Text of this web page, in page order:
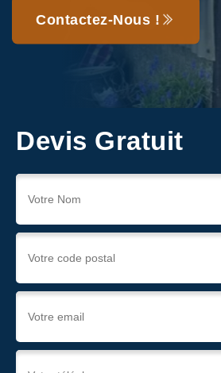
Contactez-Nous !
Devis Gratuit